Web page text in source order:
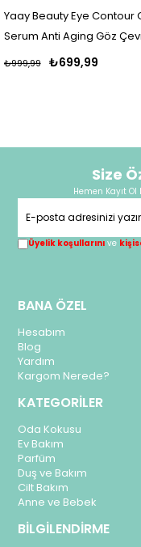
Yaay Beauty Eye Contour
Serum Anti Aging Göz
Serumu 30 ml
₺699,99
₺999,99
Size
Hemen Kayıt
Üyelik koşullarını ve
BANA ÖZEL
Hesabım
Blog
Yardım
Kargom Nerede?
KATEGORİLER
Oda Kokusu
Ev Bakım
Parfüm
Duş ve Bakım
Cilt Bakım
Anne ve Bebek
BİLGİLENDİRME